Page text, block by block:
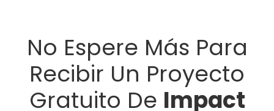
No Espere Más Para
Recibir Un Proyecto
Gratuito De Impact